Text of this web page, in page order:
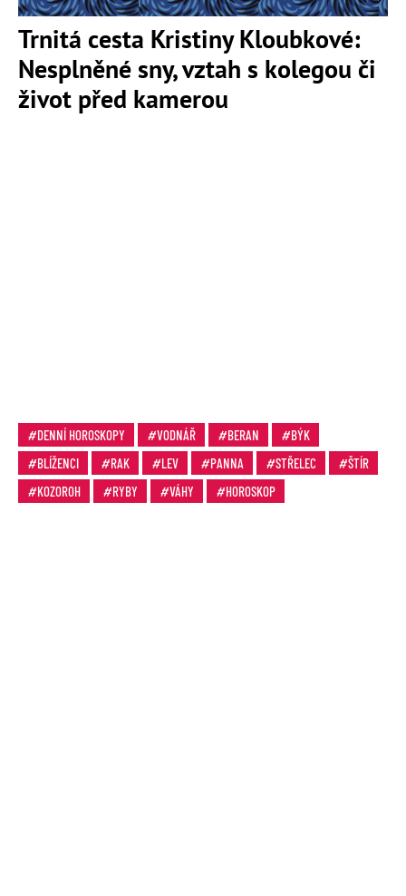
Trnitá cesta Kristiny Kloubkové:
Nesplněné sny, vztah s kolegou či
život před kamerou
DENNÍ HOROSKOPY VODNÁŘ BERAN
BÝK
BLÍŽENCI
RAK LEV PANNA STŘELEC
ŠTÍR
KOZOROH
RYBY VÁHY HOROSKOP